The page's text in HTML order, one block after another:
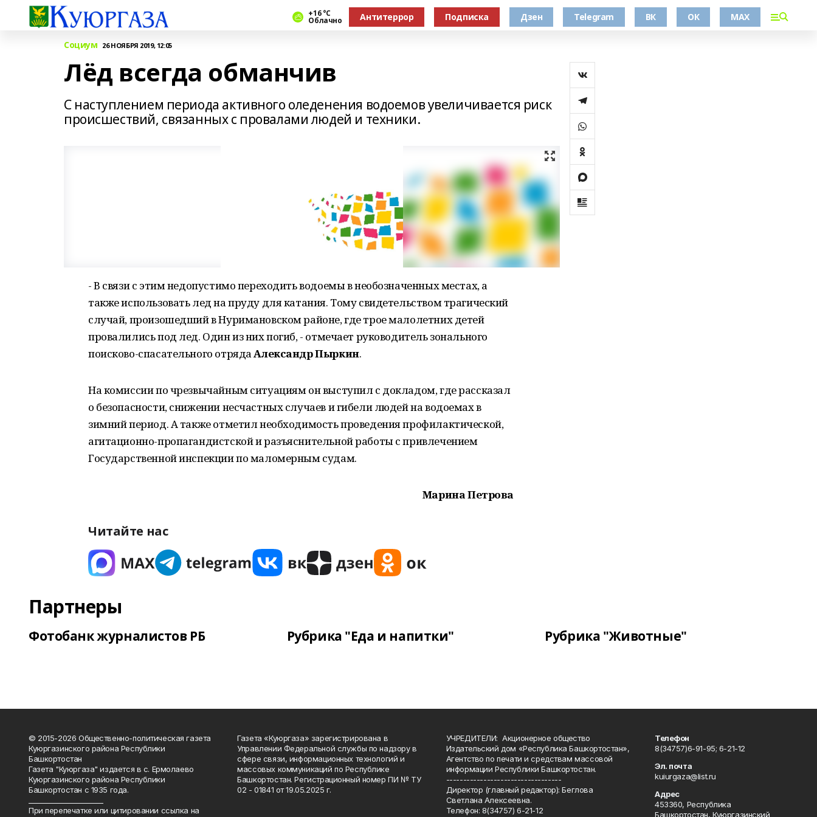
+16 °С
Облачно Антитеррор Подписка Дзен Telegram ВК ОК MAX
Социум 26 НОЯБРЯ 2019, 12:05
Лёд всегда обманчив
С наступлением периода активного оледенения водоемов увеличивается риск
происшествий, связанных с провалами людей и техники.
- В связи с этим недопустимо переходить водоемы в необозначенных местах, а
также использовать лед на пруду для катания. Тому свидетельством трагический
случай, произошедший в Нуримановском районе, где трое малолетних детей
провалились под лед. Один из них погиб, - отмечает руководитель зонального
поисково-спасательного отрядаАлександр Пыркин.
На комиссии по чрезвычайным ситуациям он выступил с докладом, где рассказал
о безопасности, снижении несчастных случаев и гибели людей на водоемах в
зимний период. А также отметил необходимость проведения профилактической,
агитационно-пропагандистской и разъяснительной работы с привлечением
Государственной инспекции по маломерным судам.
Марина Петрова
Читайте нас
Партнеры
Фотобанк журналистов РБ Рубрика "Еда и напитки" Рубрика "Животные"
© 2015-2026 Общественно-политическая газета
Куюргазинского района Республики
Башкортостан
Газета "Куюргаза" издается в с. Ермолаево
Куюргазинского района Республики
Башкортостан с 1935 года.
При перепечатке или цитировании ссылка на
Газета «Куюргаза» зарегистрирована в
Управлении Федеральной службы по надзору в
сфере связи, информационных технологий и
массовых коммуникаций по Республике
Башкортостан. Регистрационный номер ПИ № ТУ
02 - 01841 от 19.05.2025 г.
УЧРЕДИТЕЛИ: Акционерное общество
Издательский дом «Республика Башкортостан»,
Агентство по печати и средствам массовой
информации Республики Башкортостан.
----------------------------------
Директор (главный редактор): Беглова
Светлана Алексеевна.
Телефон: 8(34757) 6-21-12
Телефон
8(34757)6-91-95; 6-21-12
Эл. почта
kuiurgaza@list.ru
Адрес
453360, Республика
Башкортостан, Куюргазинский